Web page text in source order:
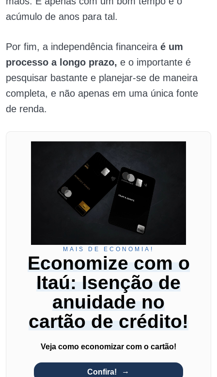
acúmulo de anos para tal.
Por fim, a independência financeira é um
processo a longo prazo, e o importante é
pesquisar bastante e planejar-se de maneira
completa, e não apenas em uma única fonte
de renda.
MAIS DE ECONOMIA!
Economize com o
Itaú: Isenção de
anuidade no
cartão de crédito!
Veja como economizar com o cartão!
Confira!